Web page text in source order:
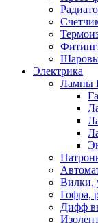
Электрика
Лампы
Вилки,
Гофра,
Дифф